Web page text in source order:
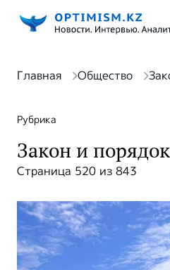
Главная Общество
Рубрика
Закон и порядок
Страница 520 из 843